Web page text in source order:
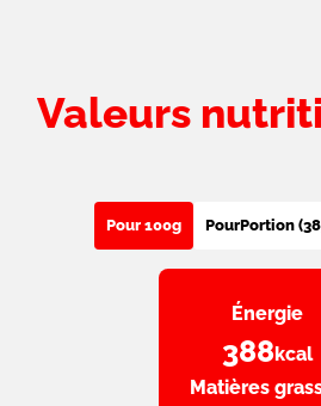
Valeurs
Pour 100g PourPortion
Énergie
388kcal
Matières